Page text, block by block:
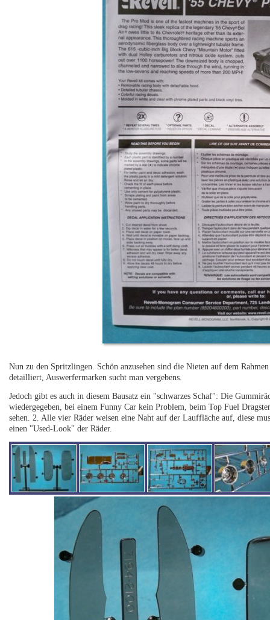
Nun zu den Spritzlingen. Schön anzusehen sind die Nieten auf dem
detailliert, Auswerfermarken sucht man vergebens.
Jedoch gibt es auch in diesem Bausatz ein "schwarzes Schaf": Die
wiedergegeben, bei einem Funny Car kein Problem, beim Top Fuel
sehen. 2. Alle vier Räder weisen eine Naht auf der Lauffläche auf, diese
einen "Used-Look" der Räder.